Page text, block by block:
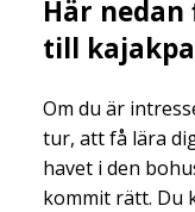
Här
till
Om du är
tur, att få lära
havet i den
kommit rätt. Du